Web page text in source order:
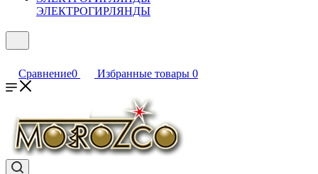
ЭЛЕКТРОГИРЛЯНДЫ
Сравнение0 Избранные товары 0